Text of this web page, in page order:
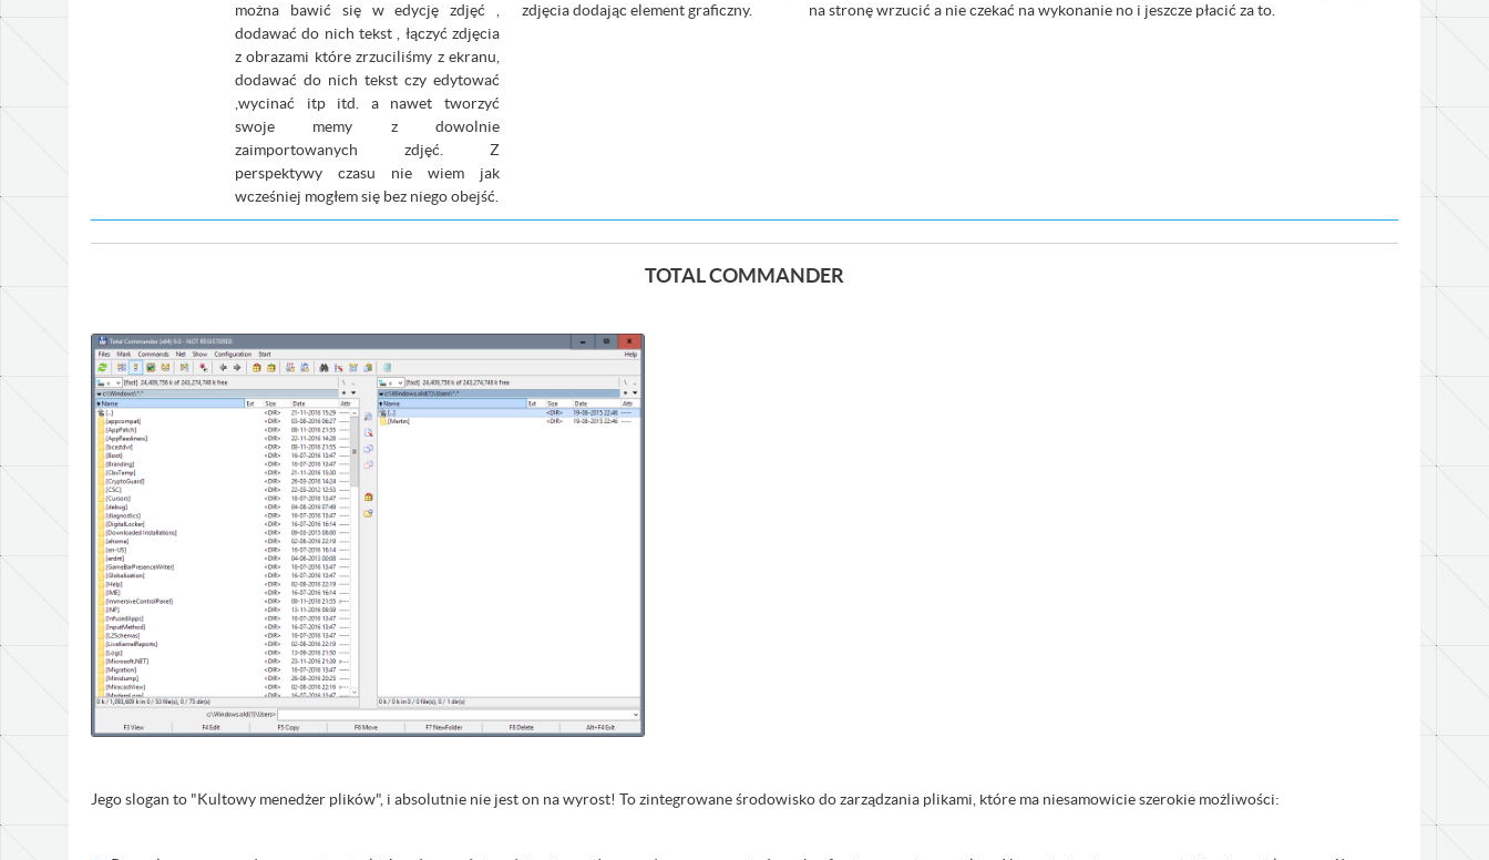
można bawić się w edycję zdjęć ,
dodawać do nich tekst , łączyć zdjęcia
z obrazami które zrzuciliśmy z ekranu,
dodawać do nich tekst czy edytować
,wycinać itp itd. a nawet tworzyć
swoje memy z dowolnie
zaimportowanych zdjęć. Z
perspektywy czasu nie wiem jak
wcześniej mogłem się bez niego obejść.
zdjęcia dodając element graficzny.
na stronę wrzucić a nie czekać na wykonanie no i jeszcze płacić za to.
TOTAL COMMANDER
Jego slogan to "Kultowy menedżer plików", i absolutnie nie jest on na wyrost! To zintegrowane środowisko do zarządzania plikami, które ma niesamowicie szerokie możliwości: